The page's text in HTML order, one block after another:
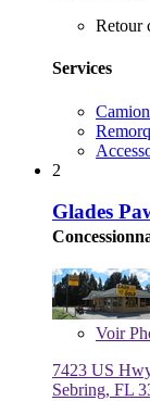
Retour
Services
2
Glades
Voir
7423 US
Sebring, FL